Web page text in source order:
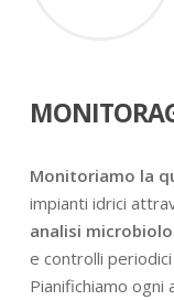
Monitoriamo la
impianti idrici
analisi
e controlli
Pianifichiamo